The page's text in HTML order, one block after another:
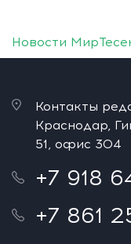
Новости
Контакты
Краснодар,
51, офис 304
+7 918
+7 861